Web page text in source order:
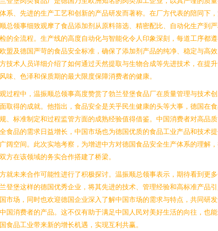
系、先进的生产工艺和创新的产品研发而著称。在厂方代表的陪同下
总领事细致观摩了食品添加剂从原料筛选、精密配比、自动化生产到
的全流程。生产线的高度自动化与智能化令人印象深刻，每道工序都
盟及德国严苛的食品安全标准，确保了添加剂产品的纯净、稳定与高
技术人员详细介绍了如何通过天然提取与生物合成等先进技术，在提
味、色泽和保质期的最大限度保障消费者的健康。
过程中，温振顺总领事高度赞赏了勃兰登堡食品厂在质量管理与技术
取得的成就。他指出，食品安全是关乎民生健康的头等大事，德国在
、标准制定和过程监管方面的成熟经验值得借鉴。中国消费者对高品
食品的需求日益增长，中国市场也为德国优质的食品工业产品和技术
阔空间。此次实地考察，为增进中方对德国食品安全生产体系的理解
方在该领域的务实合作搭建了桥梁。
就未来合作可能性进行了积极探讨。温振顺总领事表示，期待看到更
登堡这样的德国优秀企业，将其先进的技术、管理经验和高标准产品
市场，同时也欢迎德国企业深入了解中国市场的需求与特点，共同研
国消费者的产品。这不仅有助于满足中国人民对美好生活的向往，也
食品工业带来新的增长机遇，实现互利共赢。